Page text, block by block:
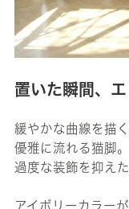
置いた瞬間、
緩やかな曲線を描く
優雅に流れる猫脚。
過度な装飾を抑え
アイボリーカラー